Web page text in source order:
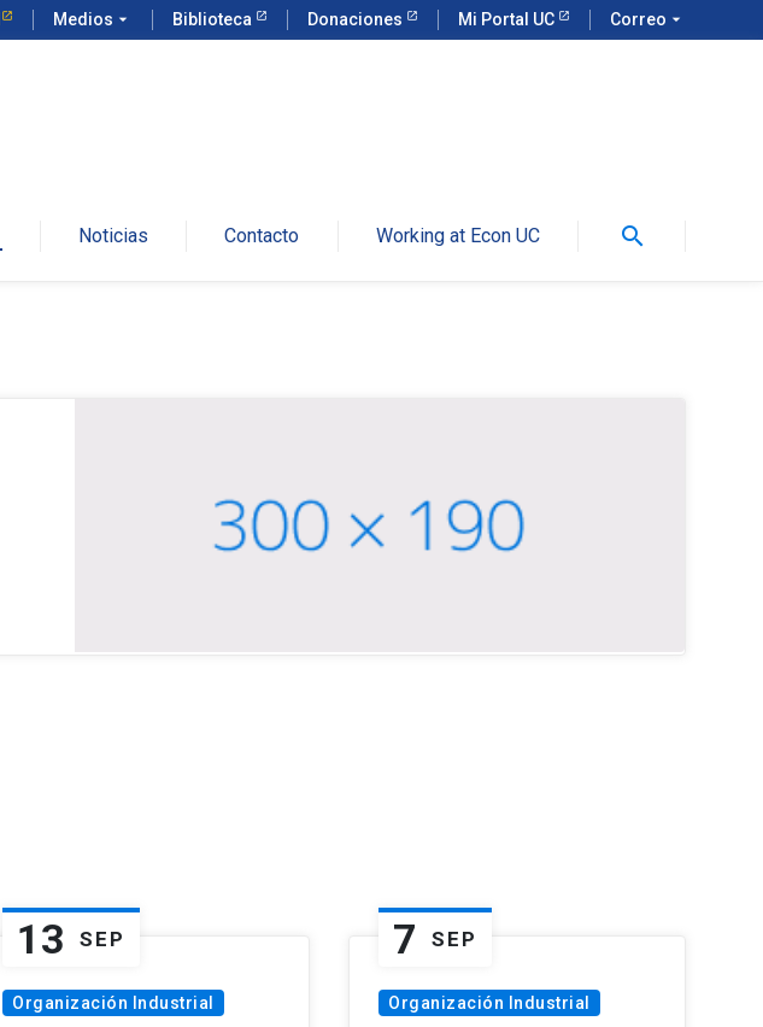
Medios arrow_drop_down Biblioteca Donaciones Mi Portal UC Correo arrow_drop_down
Noticias Contacto Working at Econ UC search
13 SEP
Organización Industrial
7 SEP
Organización Industrial